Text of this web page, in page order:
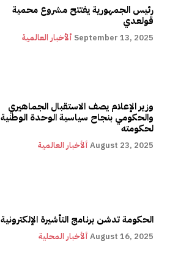
رئيس الجمهورية يفتتح مشروع محمية
قولعدي
ألأخبار العالمية September 13, 2025
وزير الإعلام يصف الاستقبال الجماهيري
والحكومي بنجاح سياسية الوحدة الوطنية
لحكومته
ألأخبار العالمية August 23, 2025
الحكومة تدشن برنامج التأشيرة الإلكترونية
ألأخبار المحلية August 16, 2025